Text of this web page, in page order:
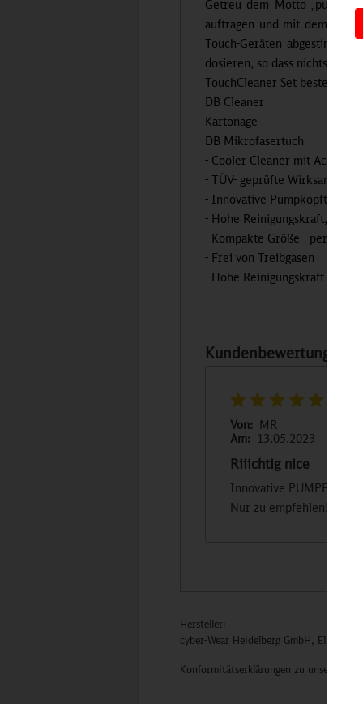
Getreu dem Motto „pump,
auftragen und mit dem
Touch-Geräten abgestimmt.
dosieren, so dass nichts in
TouchCleaner Set bestehend
DB Cleaner
Kartonage
DB Mikrofasertuch
- Cooler Cleaner mit
- TÜV- geprüfte Wirksamkeit
- Innovative
- Hohe Reinigungskraft,
- Kompakte Größe - perfekt
- Frei von Treibgasen
- Hohe Reinigungskraft
Kundenbewertungen
Von: MR
Am:
13.05.2023
Riiichtig nice
Innovative
Nur zu empfehlen!
Hersteller:
cyber-Wear Heidelberg GmbH, Elsa-
Konformitätserklärungen zu unseren